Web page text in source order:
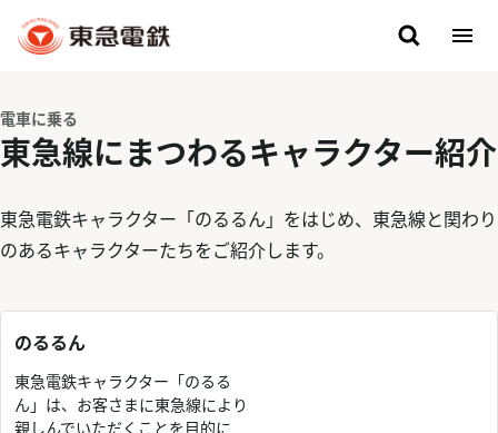
電車に乗る
東急線にまつわるキャラクター紹介
東急電鉄キャラクター「のるるん」をはじめ、東急線と関わり
のあるキャラクターたちをご紹介します。
のるるん
東急電鉄キャラクター「のるる
ん」は、お客さまに東急線により
親しんでいただくことを目的に